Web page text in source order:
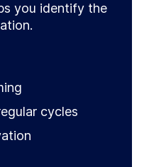
you identify the
cycles